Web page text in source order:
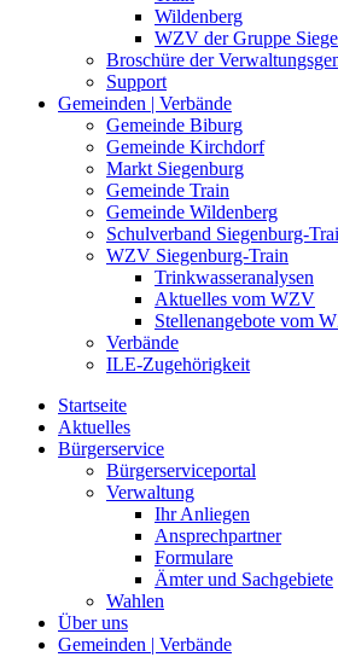
Wildenberg
WZV der Gruppe
Broschüre der
Support
Gemeinden | Verbände
Gemeinde Biburg
Gemeinde Kirchdorf
Markt Siegenburg
Gemeinde Train
Gemeinde Wildenberg
Schulverband Siegenburg-
WZV Siegenburg-Train
Trinkwasseranalysen
Aktuelles vom WZV
Stellenangebote vom
Verbände
ILE-Zugehörigkeit
Startseite
Aktuelles
Bürgerservice
Bürgerserviceportal
Verwaltung
Ihr Anliegen
Ansprechpartner
Formulare
Ämter und Sachgebiete
Wahlen
Über uns
Gemeinden | Verbände